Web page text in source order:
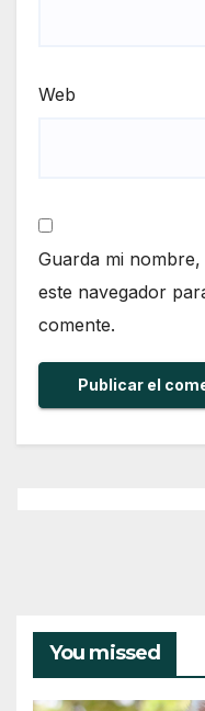
Web
Guarda mi
este navegador
comente.
You missed